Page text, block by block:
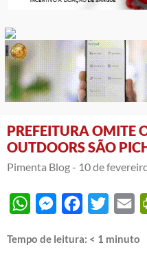
PREFEITURA OMITE
OUTDOORS SÃO
Pimenta Blog - 10 de
WhatsAppMessengerFacebook
Twitter
Tempo de leitura: < 1 minuto